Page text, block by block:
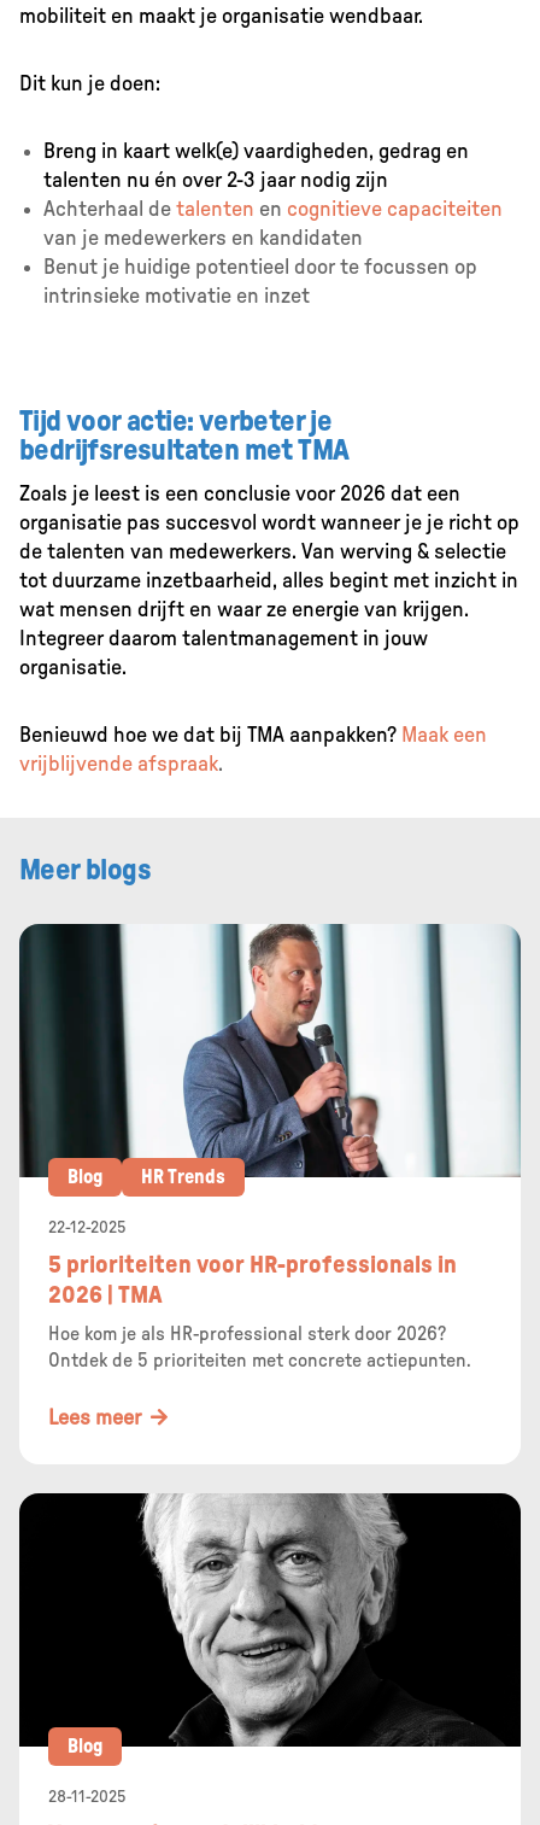
mobiliteit en maakt je organisatie wendbaar.
Dit kun je doen:
Breng in kaart welk(e) vaardigheden, gedrag en
talenten nu én over 2-3 jaar nodig zijn
Achterhaal de talenten en cognitieve capaciteiten
van je medewerkers en kandidaten
Benut je huidige potentieel door te focussen op
intrinsieke motivatie en inzet
Tijd voor actie: verbeter je
bedrijfsresultaten met TMA
Zoals je leest is een conclusie voor 2026 dat een
organisatie pas succesvol wordt wanneer je je richt op
de talenten van medewerkers. Van werving & selectie
tot duurzame inzetbaarheid, alles begint met inzicht in
wat mensen drijft en waar ze energie van krijgen.
Integreer daarom talentmanagement in jouw
organisatie.
Benieuwd hoe we dat bij TMA aanpakken? Maak een
vrijblijvende afspraak.
Meer blogs
22-12-2025
5 prioriteiten voor HR-professionals in
2026 | TMA
Hoe kom je als HR-professional sterk door 2026?
Ontdek de 5 prioriteiten met concrete actiepunten.
Blog HR Trends
Lees meer
28-11-2025
Blog